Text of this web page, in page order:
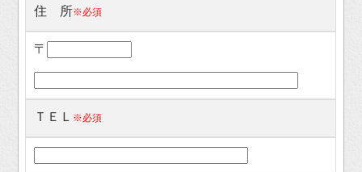
住 所※必須
〒
ＴＥＬ ※必須